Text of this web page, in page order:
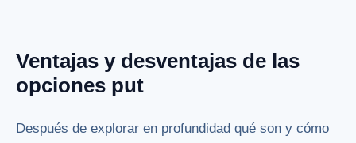
Ventajas y desventajas de las
opciones put
Después de explorar en profundidad qué son y cómo